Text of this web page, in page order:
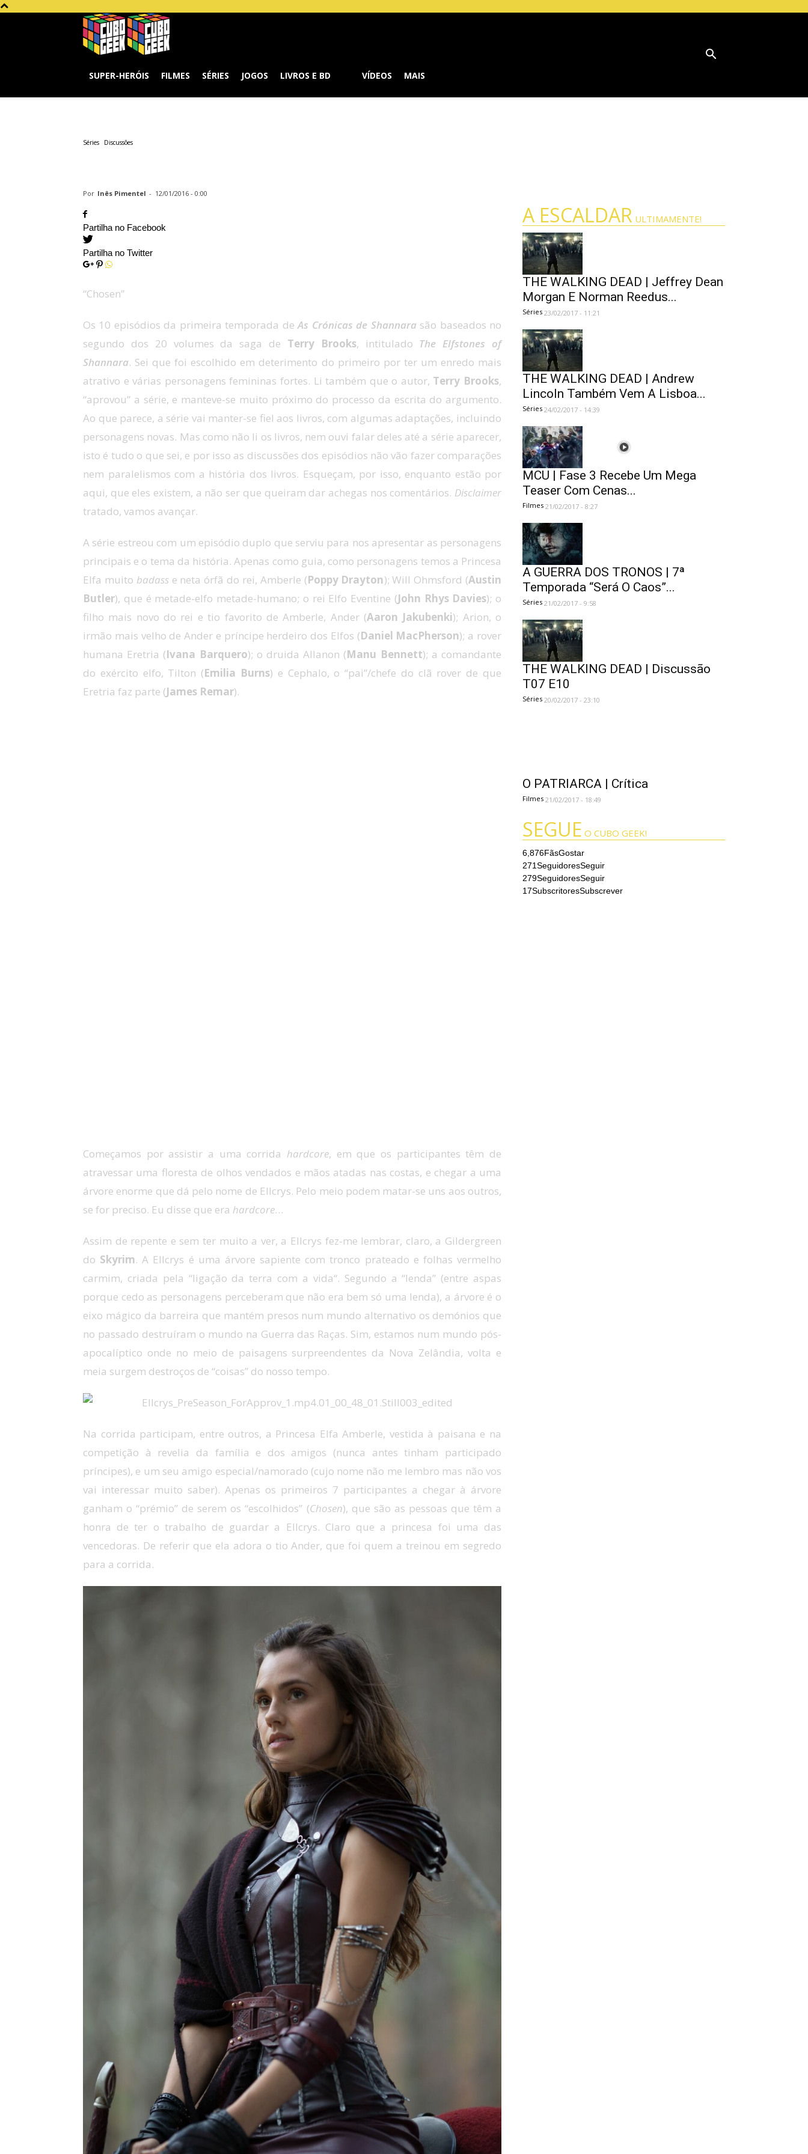
Cubo
Geek
SUPER-HERÓIS FILMES SÉRIES JOGOS LIVROS E BD
VÍDEOS
MAIS
Séries Discussões
Por Inês Pimentel - 12/01/2016 - 0:00
Partilha no Facebook
Partilha no Twitter
“Chosen”
Os 10 episódios da primeira temporada deAs Crónicas de Shannara são baseados no
segundo dos 20 volumes da saga de Terry Brooks, intitulado The Elfstones of
Shannara. Sei que foi escolhido em deterimento do primeiro por ter um enredo mais
atrativo e várias personagens femininas fortes. Li também que o autor, Terry Brooks,
“aprovou” a série, e manteve-se muito próximo do processo da escrita do argumento.
Ao que parece, a série vai manter-se fiel aos livros, com algumas adaptações, incluindo
personagens novas. Mas como não li os livros, nem ouvi falar deles até a série aparecer,
isto é tudo o que sei, e por isso as discussões dos episódios não vão fazer comparações
nem paralelismos com a história dos livros. Esqueçam, por isso, enquanto estão por
aqui, que eles existem, a não ser que queiram dar achegas nos comentários. Disclaimer
tratado, vamos avançar.
A série estreou com um episódio duplo que serviu para nos apresentar as personagens
principais e o tema da história. Apenas como guia, como personagens temos a Princesa
Elfa muito badasse neta órfã do rei, Amberle (Poppy Drayton); Will Ohmsford (Austin
Butler), que é metade-elfo metade-humano; o rei Elfo Eventine (John Rhys Davies); o
filho mais novo do rei e tio favorito de Amberle, Ander (Aaron Jakubenki); Arion, o
irmão mais velho de Ander e príncipe herdeiro dos Elfos (Daniel MacPherson); a rover
humana Eretria (Ivana Barquero); o druida Allanon (Manu Bennett); a comandante
do exército elfo, Tilton (Emilia Burns) e Cephalo, o “pai”/chefe do clã rover de que
Eretria faz parte (James Remar).
Começamos por assistir a uma corrida hardcore, em que os participantes têm de
atravessar uma floresta de olhos vendados e mãos atadas nas costas, e chegar a uma
árvore enorme que dá pelo nome de Ellcrys. Pelo meio podem matar-se uns aos outros,
se for preciso. Eu disse que era hardcore…
Assim de repente e sem ter muito a ver, a Ellcrys fez-me lembrar, claro, a Gildergreen
do Skyrim.A Ellcrys é uma árvore sapiente com tronco prateado e folhas vermelho
carmim, criada pela “ligação da terra com a vida“. Segundo a “lenda” (entre aspas
porque cedo as personagens perceberam que não era bem só uma lenda), a árvore é o
eixo mágico da barreira que mantém presos num mundo alternativo os demónios que
no passado destruíram o mundo na Guerra das Raças. Sim, estamos num mundo pós-
apocalíptico onde no meio de paisagens surpreendentes da Nova Zelândia, volta e
meia surgem destroços de “coisas” do nosso tempo.
Na corrida participam, entre outros, a Princesa Elfa Amberle, vestida à paisana e na
competição à revelia da família e dos amigos (nunca antes tinham participado
príncipes), e um seu amigo especial/namorado (cujo nome não me lembro mas não vos
vai interessar muito saber). Apenas os primeiros 7 participantes a chegar à árvore
ganham o “prémio” de serem os “escolhidos” (Chosen), que são as pessoas que têm a
honra de ter o trabalho de guardar a Ellcrys. Claro que a princesa foi uma das
vencedoras. De referir que ela adora o tio Ander, que foi quem a treinou em segredo
para a corrida.
A ESCALDAR ULTIMAMENTE!
THE WALKING DEAD | Jeffrey Dean
Morgan E Norman Reedus...
Séries 23/02/2017 - 11:21
THE WALKING DEAD | Andrew
Lincoln Também Vem A Lisboa...
Séries 24/02/2017 - 14:39
MCU | Fase 3 Recebe Um Mega
Teaser Com Cenas...
Filmes 21/02/2017 - 8:27
A GUERRA DOS TRONOS | 7ª
Temporada “Será O Caos”...
Séries 21/02/2017 - 9:58
THE WALKING DEAD | Discussão
T07 E10
Séries 20/02/2017 - 23:10
O PATRIARCA | Crítica
Filmes 21/02/2017 - 18:49
SEGUE O CUBO GEEK!
6,876FãsGostar
271SeguidoresSeguir
279SeguidoresSeguir
17SubscritoresSubscrever